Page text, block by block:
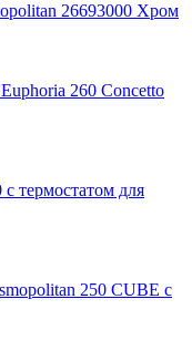
26693000 Хром
260 Concetto
термостатом для
250 CUBE с